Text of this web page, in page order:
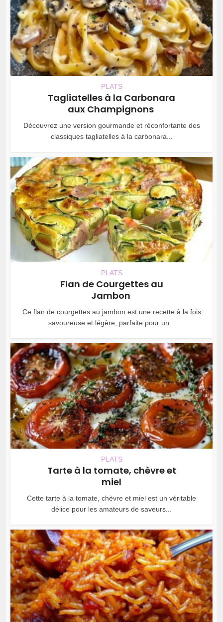
PLATS
Tagliatelles à la Carbonara
aux Champignons
Découvrez une version gourmande et réconfortante des
classiques tagliatelles à la carbonara...
PLATS
Flan de Courgettes au
Jambon
Ce flan de courgettes au jambon est une recette à la fois
savoureuse et légère, parfaite pour un...
PLATS
Tarte à la tomate, chèvre et
miel
Cette tarte à la tomate, chèvre et miel est un véritable
délice pour les amateurs de saveurs...